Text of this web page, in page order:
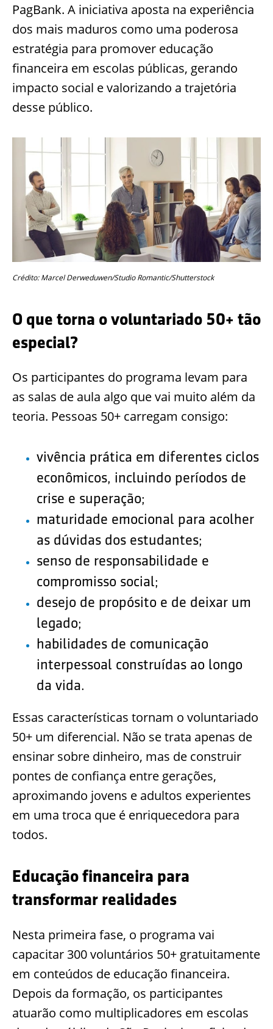
PagBank. A iniciativa aposta na experiência
dos mais maduros como uma poderosa
estratégia para promover educação
financeira em escolas públicas, gerando
impacto social e valorizando a trajetória
desse público.
Crédito: Marcel Derweduwen/Studio Romantic/Shutterstock
O que torna o voluntariado 50+ tão
especial?
Os participantes do programa levam para
as salas de aula algo que vai muito além da
teoria. Pessoas 50+ carregam consigo:
vivência prática em diferentes ciclos
econômicos, incluindo períodos de
crise e superação;
maturidade emocional para acolher
as dúvidas dos estudantes;
senso de responsabilidade e
compromisso social;
desejo de propósito e de deixar um
legado;
habilidades de comunicação
interpessoal construídas ao longo
da vida.
Essas características tornam o voluntariado
50+ um diferencial. Não se trata apenas de
ensinar sobre dinheiro, mas de construir
pontes de confiança entre gerações,
aproximando jovens e adultos experientes
em uma troca que é enriquecedora para
todos.
Educação financeira para
transformar realidades
Nesta primeira fase, o programa vai
capacitar 300 voluntários 50+ gratuitamente
em conteúdos de educação financeira.
Depois da formação, os participantes
atuarão como multiplicadores em escolas